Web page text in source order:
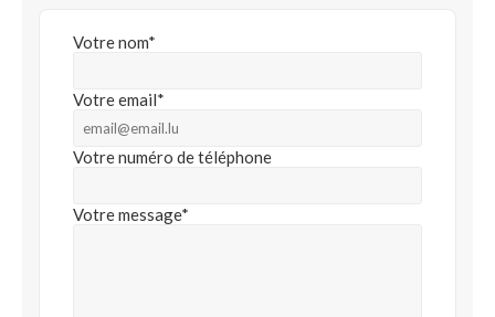
Votre nom*
Votre email*
Votre numéro de téléphone
Votre message*